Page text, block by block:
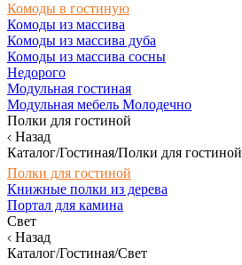
Комоды в гостиную
Комоды из массива
Комоды из массива дуба
Комоды из массива сосны
Недорого
Модульная гостиная
Модульная мебель Молодечно
Полки для гостиной
Назад
Каталог/Гостиная/Полки для гостиной
Полки для гостиной
Книжные полки из дерева
Портал для камина
Свет
Назад
Каталог/Гостиная/Свет